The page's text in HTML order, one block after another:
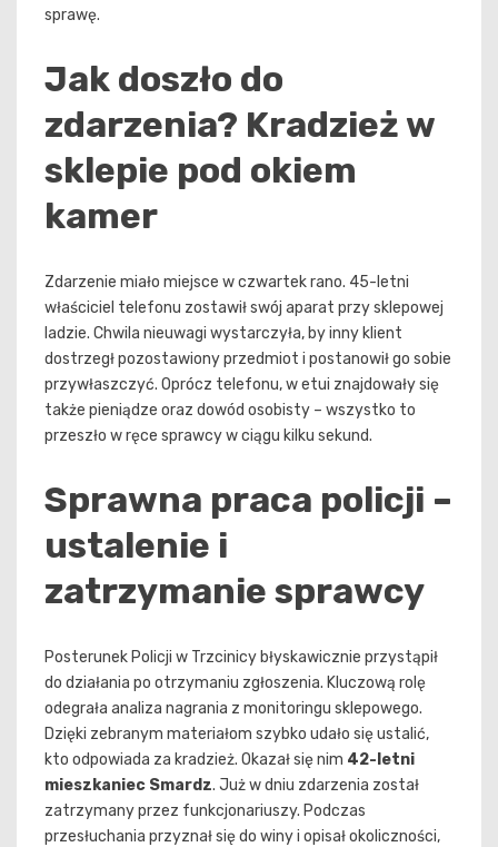
sprawę.
Jak doszło do
zdarzenia? Kradzież w
sklepie pod okiem
kamer
Zdarzenie miało miejsce w czwartek rano. 45-letni
właściciel telefonu zostawił swój aparat przy sklepowej
ladzie. Chwila nieuwagi wystarczyła, by inny klient
dostrzegł pozostawiony przedmiot i postanowił go sobie
przywłaszczyć. Oprócz telefonu, w etui znajdowały się
także pieniądze oraz dowód osobisty – wszystko to
przeszło w ręce sprawcy w ciągu kilku sekund.
Sprawna praca policji –
ustalenie i
zatrzymanie sprawcy
Posterunek Policji w Trzcinicy błyskawicznie przystąpił
do działania po otrzymaniu zgłoszenia. Kluczową rolę
odegrała analiza nagrania z monitoringu sklepowego.
Dzięki zebranym materiałom szybko udało się ustalić,
kto odpowiada za kradzież. Okazał się nim 42-letni
mieszkaniec Smardz. Już w dniu zdarzenia został
zatrzymany przez funkcjonariuszy. Podczas
przesłuchania przyznał się do winy i opisał okoliczności,